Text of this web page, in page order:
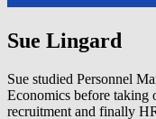
Sue Lingard
Sue studied Personnel
Economics before taking
recruitment and finally